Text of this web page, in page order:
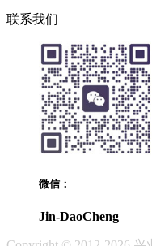
联系我们
微信：
Jin-DaoCheng